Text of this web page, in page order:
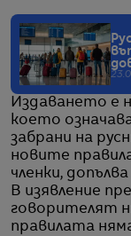
Издаването е
което
забрани на
новите
членки,
В изявление
говорителят
правилата